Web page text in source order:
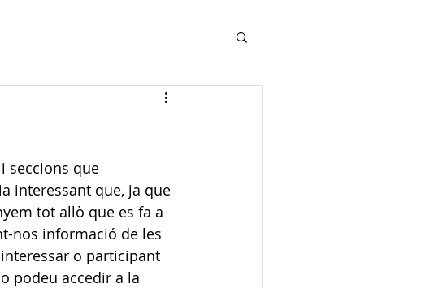
seccions que
interessant que, ja que
tot allò que es fa a
nos informació de les
o participant
podeu accedir a la